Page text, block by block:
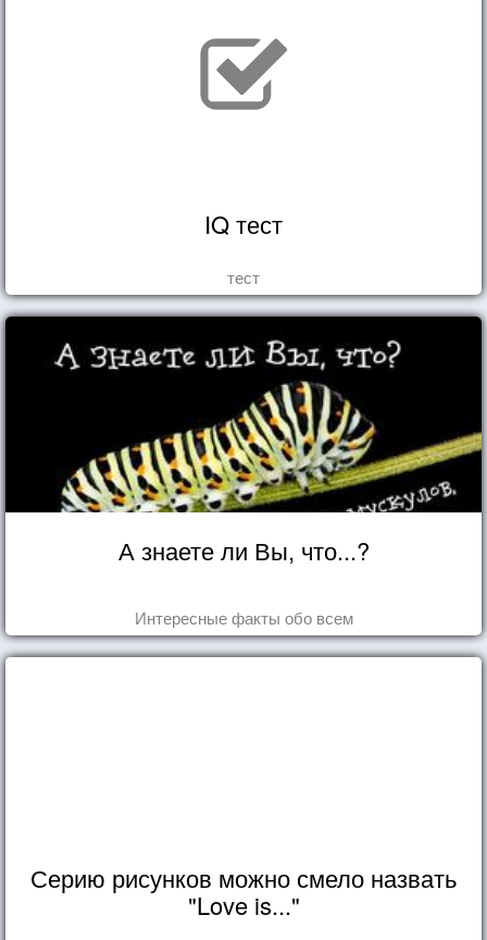
IQ тест
тест
А знаете ли Вы, что...?
Интересные факты обо всем
Серию рисунков можно смело назвать
"Love is..."